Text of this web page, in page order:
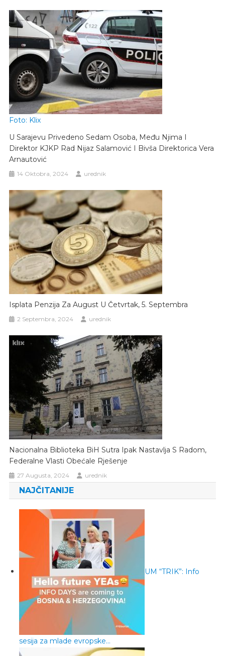
Foto: Klix
U Sarajevu Privedeno Sedam Osoba, Među Njima I
Direktor KJKP Rad Nijaz Salamović I Bivša Direktorica Vera
Arnautović
14 Oktobra, 2024 urednik
Isplata Penzija Za August U Četvrtak, 5. Septembra
2 Septembra, 2024 urednik
Nacionalna Biblioteka BiH Sutra Ipak Nastavlja S Radom,
Federalne Vlasti Obećale Rješenje
27 Augusta, 2024 urednik
NAJČITANIJE
UM “TRIK”: Info
sesija za mlade evropske…